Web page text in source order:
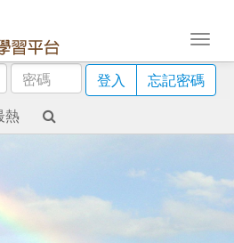
密
碼
登入
忘記密碼
熱